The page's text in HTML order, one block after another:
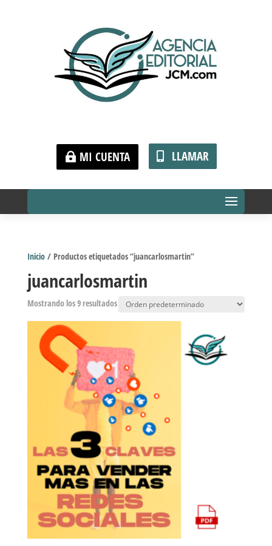
MI CUENTA LLAMAR
Inicio/ Productos etiquetados “juancarlosmartin”
juancarlosmartin
Mostrando los 9 resultados